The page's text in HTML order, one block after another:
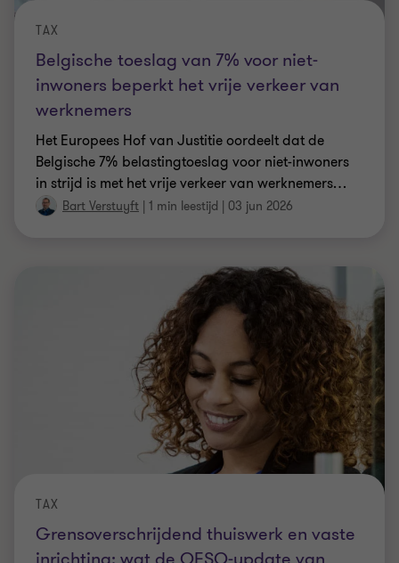
Belgische toeslag van 7% voor niet-
inwoners beperkt het vrije verkeer van
werknemers
TAX
Het Europees Hof van Justitie oordeelt dat de
Belgische 7% belastingtoeslag voor niet-inwoners
in strijd is met het vrije verkeer van werknemers…
Bart Verstuyft | 1 min leestijd | 03 jun 2026
Grensoverschrijdend thuiswerk en vaste
TAX